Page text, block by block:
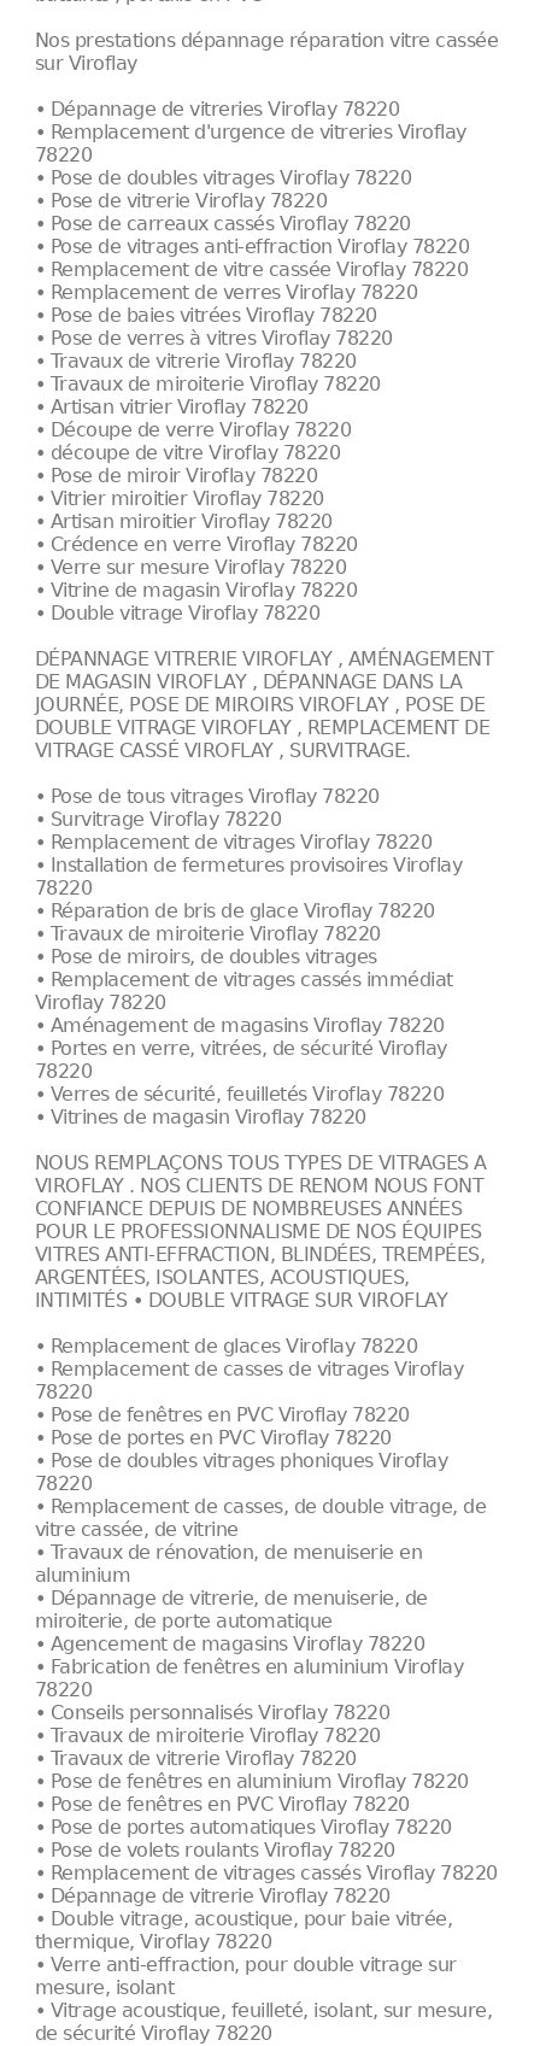
Nos prestations dépannage réparation vitre cassée
sur Viroflay
• Dépannage de vitreries Viroflay 78220
• Remplacement d'urgence de vitreries Viroflay
78220
• Pose de doubles vitrages Viroflay 78220
• Pose de vitrerie Viroflay 78220
• Pose de carreaux cassés Viroflay 78220
• Pose de vitrages anti-effraction Viroflay 78220
• Remplacement de vitre cassée Viroflay 78220
• Remplacement de verres Viroflay 78220
• Pose de baies vitrées Viroflay 78220
• Pose de verres à vitres Viroflay 78220
• Travaux de vitrerie Viroflay 78220
• Travaux de miroiterie Viroflay 78220
• Artisan vitrier Viroflay 78220
• Découpe de verre Viroflay 78220
• découpe de vitre Viroflay 78220
• Pose de miroir Viroflay 78220
• Vitrier miroitier Viroflay 78220
• Artisan miroitier Viroflay 78220
• Crédence en verre Viroflay 78220
• Verre sur mesure Viroflay 78220
• Vitrine de magasin Viroflay 78220
• Double vitrage Viroflay 78220
DÉPANNAGE VITRERIE VIROFLAY , AMÉNAGEMENT
DE MAGASIN VIROFLAY , DÉPANNAGE DANS LA
JOURNÉE, POSE DE MIROIRS VIROFLAY , POSE DE
DOUBLE VITRAGE VIROFLAY , REMPLACEMENT DE
VITRAGE CASSÉ VIROFLAY , SURVITRAGE.
• Pose de tous vitrages Viroflay 78220
• Survitrage Viroflay 78220
• Remplacement de vitrages Viroflay 78220
• Installation de fermetures provisoires Viroflay
78220
• Réparation de bris de glace Viroflay 78220
• Travaux de miroiterie Viroflay 78220
• Pose de miroirs, de doubles vitrages
• Remplacement de vitrages cassés immédiat
Viroflay 78220
• Aménagement de magasins Viroflay 78220
• Portes en verre, vitrées, de sécurité Viroflay
78220
• Verres de sécurité, feuilletés Viroflay 78220
• Vitrines de magasin Viroflay 78220
NOUS REMPLAÇONS TOUS TYPES DE VITRAGES A
VIROFLAY . NOS CLIENTS DE RENOM NOUS FONT
CONFIANCE DEPUIS DE NOMBREUSES ANNÉES
POUR LE PROFESSIONNALISME DE NOS ÉQUIPES
VITRES ANTI-EFFRACTION, BLINDÉES, TREMPÉES,
ARGENTÉES, ISOLANTES, ACOUSTIQUES,
INTIMITÉS • DOUBLE VITRAGE SUR VIROFLAY
• Remplacement de glaces Viroflay 78220
• Remplacement de casses de vitrages Viroflay
78220
• Pose de fenêtres en PVC Viroflay 78220
• Pose de portes en PVC Viroflay 78220
• Pose de doubles vitrages phoniques Viroflay
78220
• Remplacement de casses, de double vitrage, de
vitre cassée, de vitrine
• Travaux de rénovation, de menuiserie en
aluminium
• Dépannage de vitrerie, de menuiserie, de
miroiterie, de porte automatique
• Agencement de magasins Viroflay 78220
• Fabrication de fenêtres en aluminium Viroflay
78220
• Conseils personnalisés Viroflay 78220
• Travaux de miroiterie Viroflay 78220
• Travaux de vitrerie Viroflay 78220
• Pose de fenêtres en aluminium Viroflay 78220
• Pose de fenêtres en PVC Viroflay 78220
• Pose de portes automatiques Viroflay 78220
• Pose de volets roulants Viroflay 78220
• Remplacement de vitrages cassés Viroflay 78220
• Dépannage de vitrerie Viroflay 78220
• Double vitrage, acoustique, pour baie vitrée,
thermique, Viroflay 78220
• Verre anti-effraction, pour double vitrage sur
mesure, isolant
• Vitrage acoustique, feuilleté, isolant, sur mesure,
de sécurité Viroflay 78220